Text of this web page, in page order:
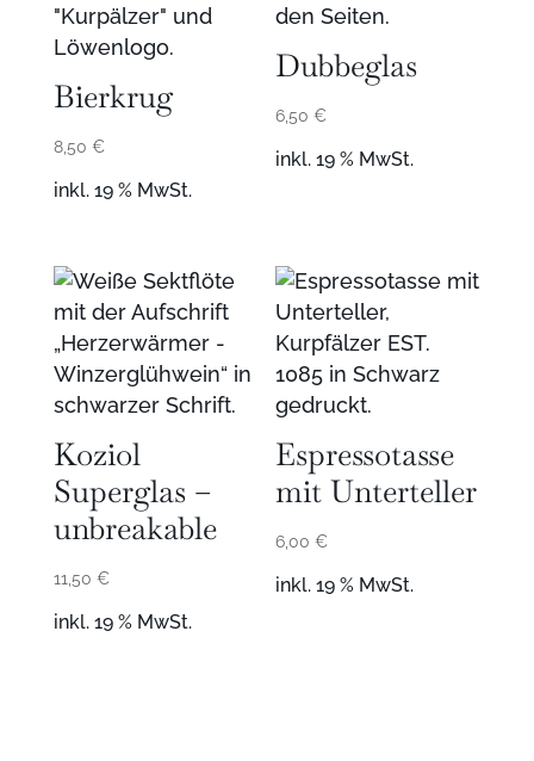
Bierkrug
8,50 €
inkl. 19 % MwSt.
Dubbeglas
6,50€
inkl. 19 % MwSt.
Koziol
Superglas –
unbreakable
11,50 €
inkl. 19 % MwSt.
Espressotasse
mit Unterteller
6,00€
inkl. 19 % MwSt.